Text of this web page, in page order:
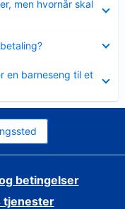
men hvornår skal
en barneseng til et
betingelser
tjenester